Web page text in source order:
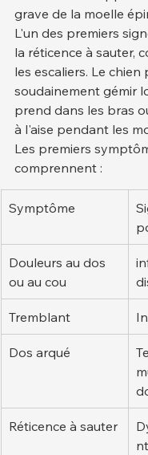
grave de la moelle
L'un des premiers
la réticence à sauter,
les escaliers. Le chien
soudainement gémir
prend dans les bras
à l'aise pendant les
Les premiers
comprennent :
Symptôme
Douleurs au dos
ou au cou
Tremblant
Dos arqué
Réticence à sauter